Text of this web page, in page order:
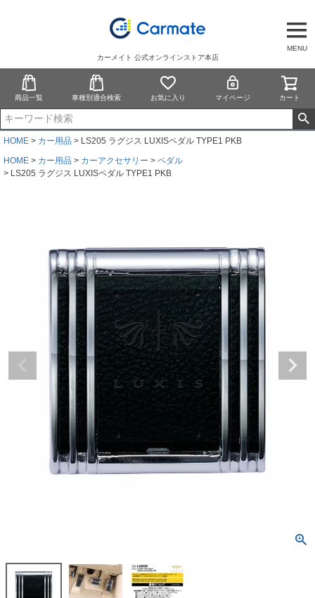
MENU
カーメイト 公式オンラインストア本店
商品一覧 車種別適合検索 お気に入り マイページ カート
HOME カー用品
LS205 ラグジス LUXISペダル TYPE1 PKB
HOME
カー用品 カーアクセサリー
ペダル
LS205 ラグジス LUXISペダル TYPE1 PKB